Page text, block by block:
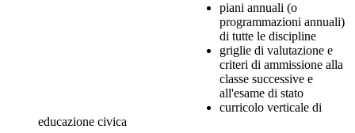
piani annuali (o
programmazioni annuali)
di tutte le discipline
griglie di valutazione e
criteri di ammissione alla
classe successive e
all'esame di stato
curricolo verticale di
educazione civica